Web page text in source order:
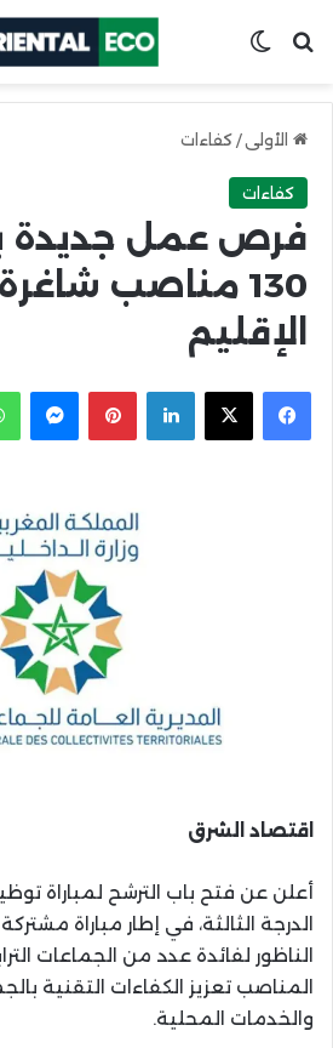
ابحث عنSwitch skin
الأولى / كفاءات
كفاءات
فرص عمل جديدة
130 مناصب
الإقليم
Facebook
X
LinkedIn
Pinterest
اقتصاد الشرق
الدرجة الثالثة، في إطار مباراة
الناظور لفائدة عدد من الجماعات
المناصب تعزيز الكفاءات التقنية
والخدمات المحلية.